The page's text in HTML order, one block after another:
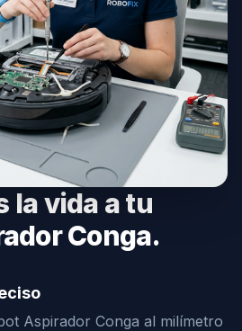
la vida a tu
Conga.
Aspirador Conga al milímetro